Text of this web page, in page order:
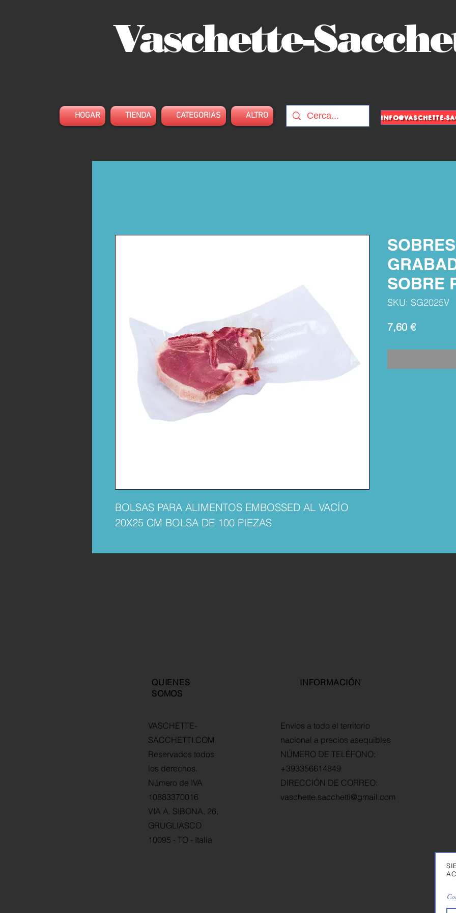
Vaschette-
HOGAR TIENDA CATEGORIAS ALTRO
BOLSAS PARA ALIMENTOS EMBOSSED AL VACÍO
20X25 CM BOLSA DE 100 PIEZAS
SOBRE
SKU: SG2025V
7,60 €Precio
QUIENES
SOMOS
VASCHETTE-
SACCHETTI.COM
Reservados todos
los derechos.
Número de IVA
10883370016
VIA A. SIBONA, 26,
GRUGLIASCO
10095 - TO - Italia
INFORMACIÓN
Envíos a todo el territorio
nacional a precios asequibles
NÚMERO DE TELÉFONO:
+393356614849
DIRECCIÓN DE CORREO:
vaschette.sacchetti@gmail.com